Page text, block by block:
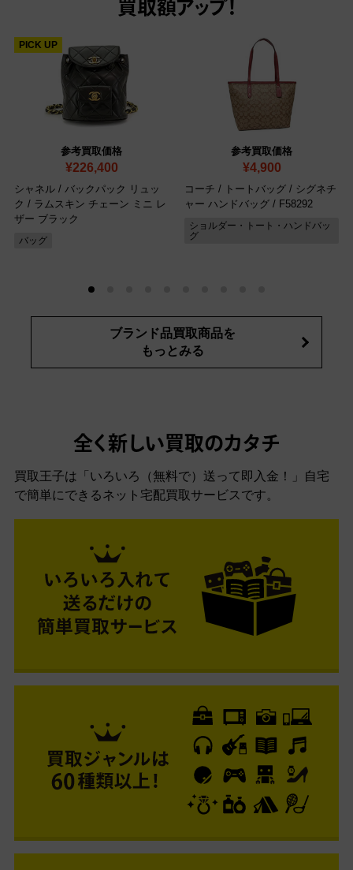
買取額アップ！
参考買取価格
¥226,400
PICK UP
シャネル / バックパック リュッ
ク / ラムスキン チェーン ミニ レ
ザー ブラック
バッグ
参考買取価格
¥4,900
コーチ / トートバッグ / シグネチ
ャー ハンドバッグ / F58292
ショルダー・トート・ハンドバッ
グ
ブランド品買取商品を
もっとみる
全く新しい買取のカタチ
買取王子は「いろいろ（無料で）送って即入金！」自宅
で簡単にできるネット宅配買取サービスです。